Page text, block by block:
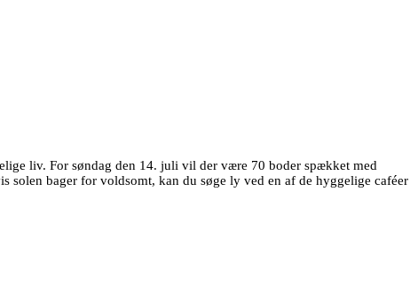
liv. For søndag den 14. juli vil der være 70 boder spækket med
solen bager for voldsomt, kan du søge ly ved en af de hyggelige caféer